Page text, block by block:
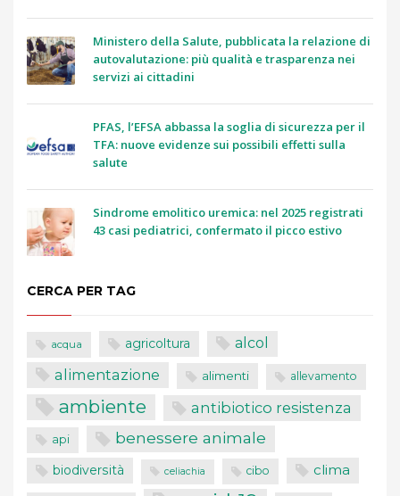
Ministero della Salute, pubblicata la relazione di
autovalutazione: più qualità e trasparenza nei
servizi ai cittadini
PFAS, l’EFSA abbassa la soglia di sicurezza per il
TFA: nuove evidenze sui possibili effetti sulla
salute
Sindrome emolitico uremica: nel 2025 registrati
43 casi pediatrici, confermato il picco estivo
CERCA PER TAG
acqua agricoltura alcol
alimentazione alimenti allevamento
ambiente antibiotico resistenza
api benessere animale
biodiversità celiachia cibo clima